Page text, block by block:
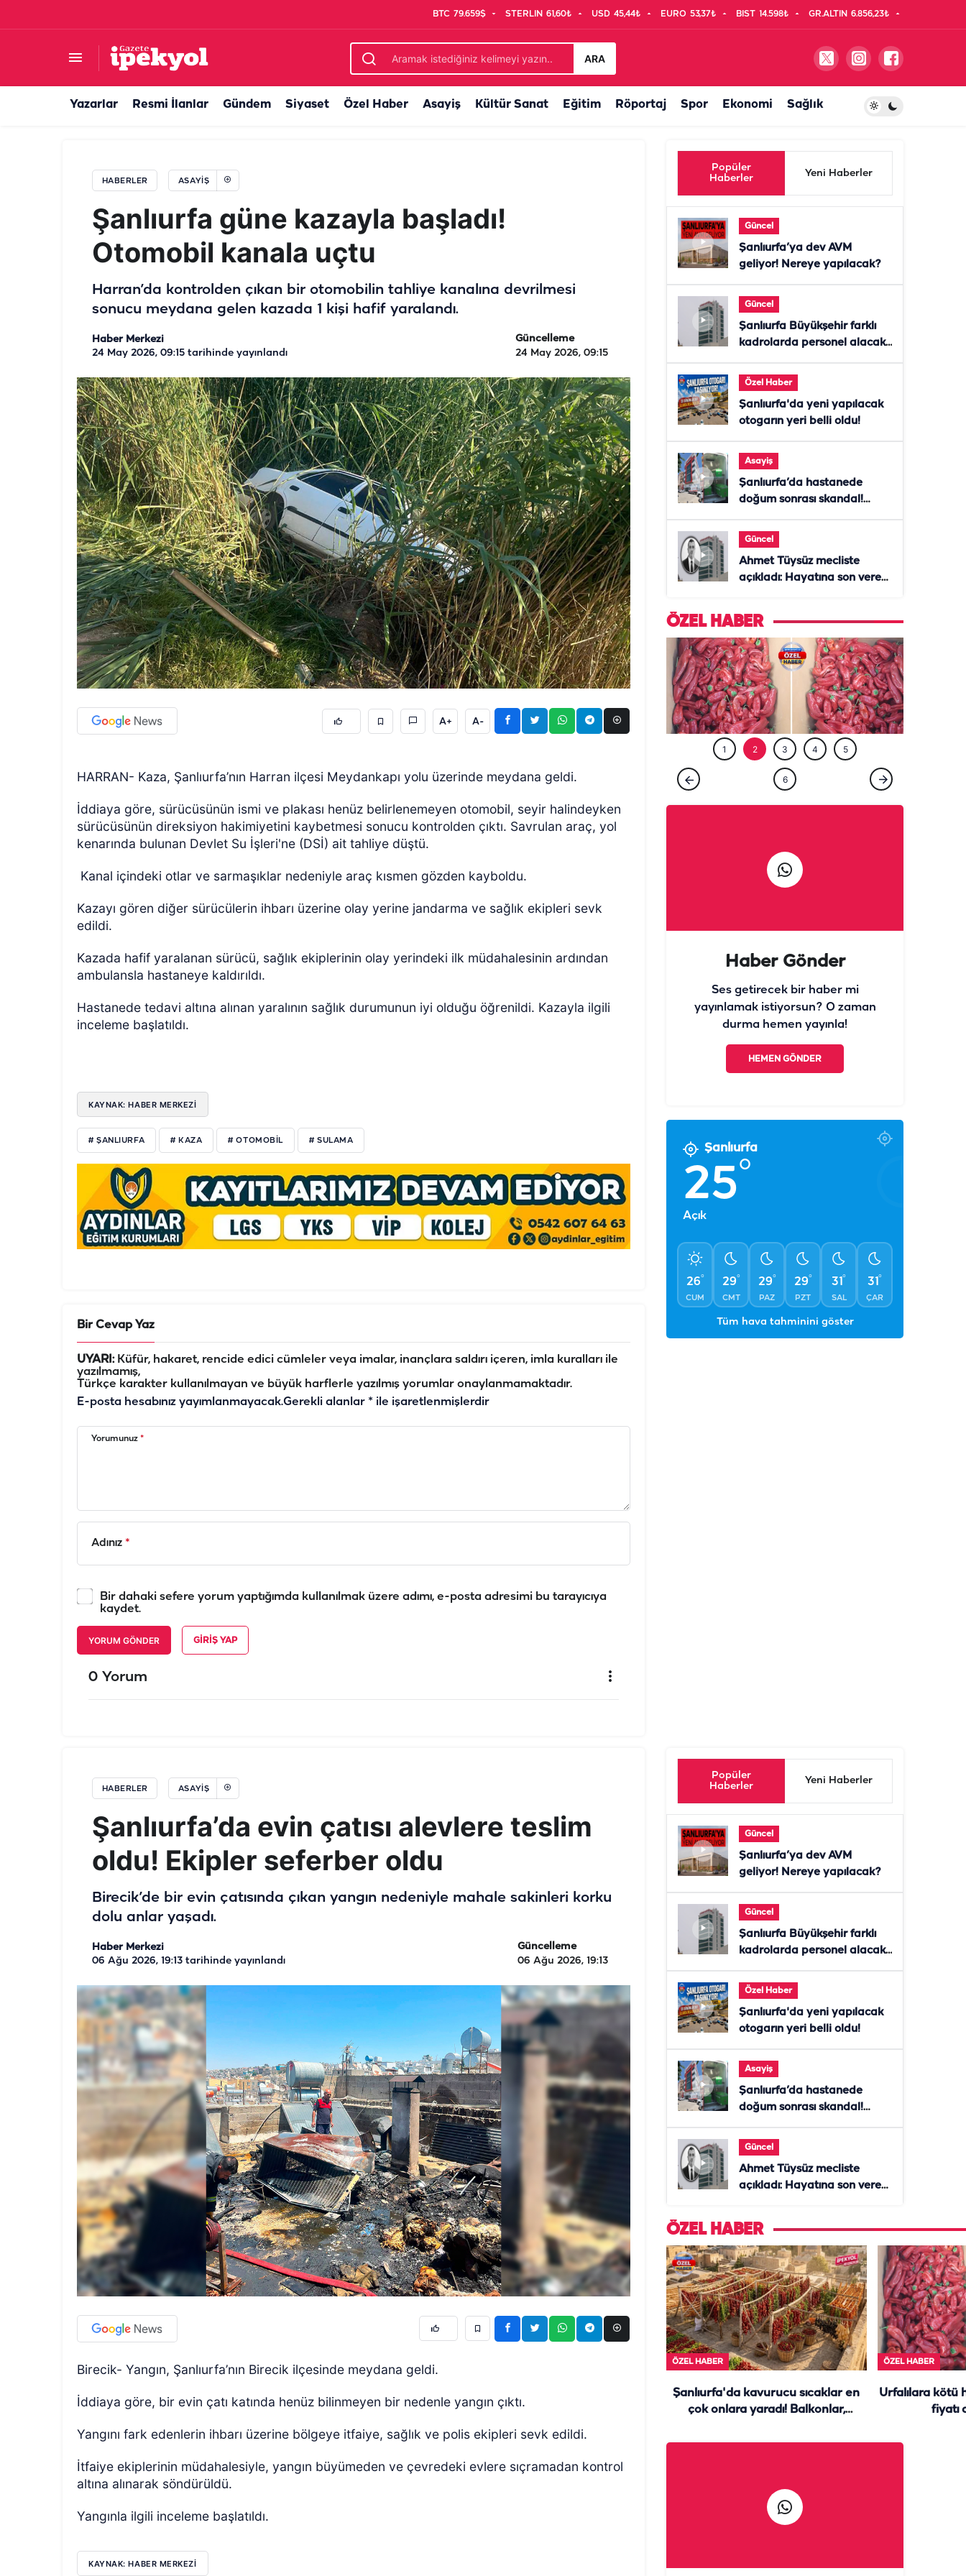
BTC 79.659$ STERLIN 61,60₺ USD 45,44₺ EURO 53,37₺ BIST 14.598₺ GR.ALTIN 6.856,23₺
ARA
Yazarlar Resmi İlanlar Gündem Siyaset Özel Haber Asayiş Kültür Sanat Eğitim Röportaj Spor Ekonomi Sağlık
HABERLER ASAYIŞ
Şanlıurfa güne kazayla başladı!
Otomobil kanala uçtu
Harran’da kontrolden çıkan bir otomobilin tahliye kanalına devrilmesi
sonucu meydana gelen kazada 1 kişi hafif yaralandı.
Haber Merkezi
24 May 2026, 09:15 tarihinde yayınlandı
Güncelleme
24 May 2026, 09:15
A+ A-
HARRAN- Kaza, Şanlıurfa’nın Harran ilçesi Meydankapı yolu üzerinde meydana geldi.
İddiaya göre, sürücüsünün ismi ve plakası henüz belirlenemeyen otomobil, seyir halindeyken
sürücüsünün direksiyon hakimiyetini kaybetmesi sonucu kontrolden çıktı. Savrulan araç, yol
kenarında bulunan Devlet Su İşleri'ne (DSİ) ait tahliye düştü.
Kanal içindeki otlar ve sarmaşıklar nedeniyle araç kısmen gözden kayboldu.
Kazayı gören diğer sürücülerin ihbarı üzerine olay yerine jandarma ve sağlık ekipleri sevk
edildi.
Kazada hafif yaralanan sürücü, sağlık ekiplerinin olay yerindeki ilk müdahalesinin ardından
ambulansla hastaneye kaldırıldı.
Hastanede tedavi altına alınan yaralının sağlık durumunun iyi olduğu öğrenildi. Kazayla ilgili
inceleme başlatıldı.
KAYNAK: HABER MERKEZİ
# ŞANLIURFA # KAZA # OTOMOBIL # SULAMA
Bir Cevap Yaz
UYARI:Küfür, hakaret, rencide edici cümleler veya imalar, inançlara saldırı içeren, imla kuralları ile
yazılmamış,
Türkçe karakter kullanılmayan ve büyük harflerle yazılmış yorumlar onaylanmamaktadır.
E-posta hesabınız yayımlanmayacak.Gerekli alanlar * ile işaretlenmişlerdir
Yorumunuz *
Adınız *
Bir dahaki sefere yorum yaptığımda kullanılmak üzere adımı, e-posta adresimi bu tarayıcıya
kaydet.
YORUM GÖNDER GIRIŞ YAP
0 Yorum
Popüler
Haberler
Yeni Haberler
Güncel
Şanlıurfa’ya dev AVM
geliyor! Nereye yapılacak?
Güncel
Şanlıurfa Büyükşehir farklı
kadrolarda personel alacak!
Özel Haber
Şanlıurfa'da yeni yapılacak
otogarın yeri belli oldu!
Asayiş
Şanlıurfa’da hastanede
doğum sonrası skandal!
Güncel
Ahmet Tüysüz mecliste
açıkladı: Hayatına son veren
ÖZEL HABER
ÖZEL HABER ÖZEL HABER
Urfalılara kötü haber: Acısı yetmedi, fiyatı
1 2 3 4 5
6
Haber Gönder
Ses getirecek bir haber mi
yayınlamak istiyorsun? O zaman
durma hemen yayınla!
HEMEN GÖNDER
Şanlıurfa
25°
Açık
26°
CUM
29°
CMT
29°
PAZ
29°
PZT
31°
SAL
31°
ÇAR
Tüm hava tahminini göster
HABERLER ASAYIŞ
Şanlıurfa’da evin çatısı alevlere teslim
oldu! Ekipler seferber oldu
Birecik’de bir evin çatısında çıkan yangın nedeniyle mahale sakinleri korku
dolu anlar yaşadı.
Haber Merkezi
06 Ağu 2026, 19:13 tarihinde yayınlandı
Güncelleme
06 Ağu 2026, 19:13
Birecik- Yangın, Şanlıurfa’nın Birecik ilçesinde meydana geldi.
İddiaya göre, bir evin çatı katında henüz bilinmeyen bir nedenle yangın çıktı.
Yangını fark edenlerin ihbarı üzerine bölgeye itfaiye, sağlık ve polis ekipleri sevk edildi.
İtfaiye ekiplerinin müdahalesiyle, yangın büyümeden ve çevredeki evlere sıçramadan kontrol
altına alınarak söndürüldü.
Yangınla ilgili inceleme başlatıldı.
KAYNAK: HABER MERKEZI
Popüler
Haberler
Yeni Haberler
Güncel
Şanlıurfa’ya dev AVM
geliyor! Nereye yapılacak?
Güncel
Şanlıurfa Büyükşehir farklı
kadrolarda personel alacak!
Özel Haber
Şanlıurfa'da yeni yapılacak
otogarın yeri belli oldu!
Asayiş
Şanlıurfa’da hastanede
doğum sonrası skandal!
Güncel
Ahmet Tüysüz mecliste
açıkladı: Hayatına son veren
ÖZEL HABER
ÖZEL HABER
Şanlıurfa'da kavurucu sıcaklar en
çok onlara yaradı! Balkonlar,
ÖZEL HABER
Urfalılara kötü
fiyatı